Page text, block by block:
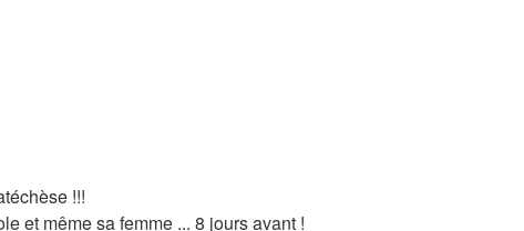
!!!
et même sa femme ... 8 jours avant !